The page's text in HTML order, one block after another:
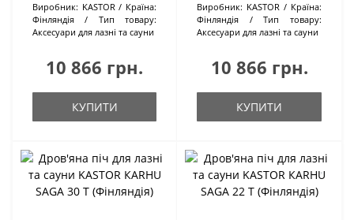
Виробник: KASTOR
Країна:
Фінляндія
Тип товару:
Аксесуари для лазні та сауни
10 866 грн.
КУПИТИ
Виробник: KASTOR
Країна:
Фінляндія
Тип товару:
Аксесуари для лазні та сауни
10 866 грн.
КУПИТИ